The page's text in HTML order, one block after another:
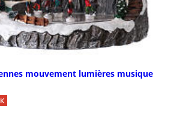
mouvement lumières musique